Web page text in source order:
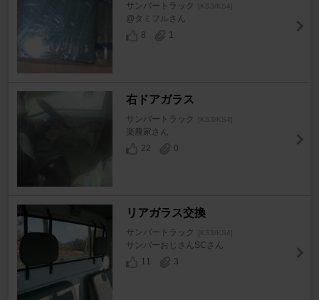
サンバートラック [KS3/KS4]
@タミフルさん
8
1
右ドアガラス
サンバートラック [KS3/KS4]
楽農家さん
22
0
リアガラス交換
サンバートラック [KS3/KS4]
サンバーおじさんSCさん
11
3